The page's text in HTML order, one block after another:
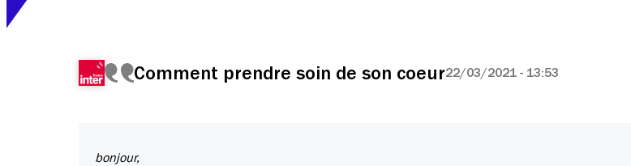
Comment prendre soin de son coeur22/03/2021 - 13:53
bonjour,